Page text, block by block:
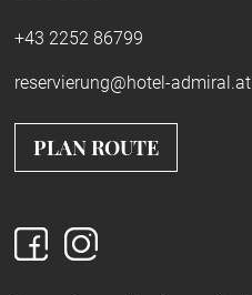
+43 2252 86799
reservierung@hotel-admiral.at
PLAN ROUTE